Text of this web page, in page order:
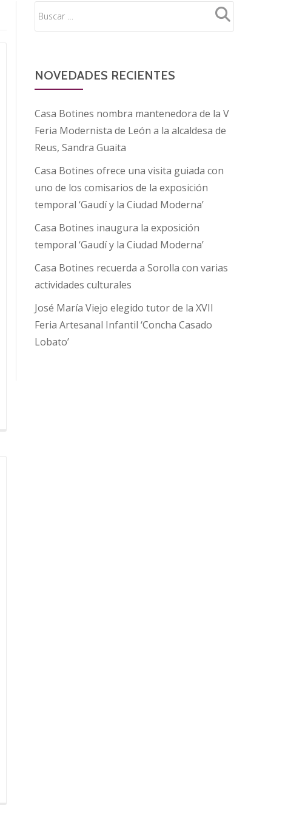
NOVEDADES RECIENTES
Casa Botines nombra mantenedora de la V
Feria Modernista de León a la alcaldesa de
Reus, Sandra Guaita
Casa Botines ofrece una visita guiada con
uno de los comisarios de la exposición
temporal ‘Gaudí y la Ciudad Moderna’
Casa Botines inaugura la exposición
temporal ‘Gaudí y la Ciudad Moderna’
Casa Botines recuerda a Sorolla con varias
actividades culturales
José María Viejo elegido tutor de la XVII
Feria Artesanal Infantil ‘Concha Casado
Lobato’